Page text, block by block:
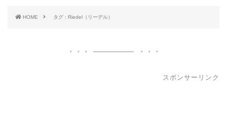
HOME タグ : Riedel（リーデル）
スポンサーリンク